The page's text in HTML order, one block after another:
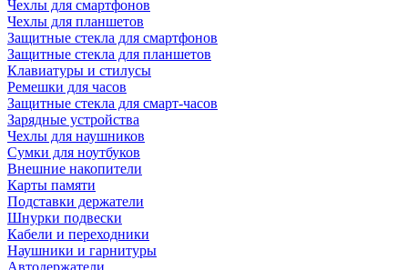
Чехлы для смартфонов
Чехлы для планшетов
Защитные стекла для смартфонов
Защитные стекла для планшетов
Клавиатуры и стилусы
Ремешки для часов
Защитные стекла для смарт-часов
Зарядные устройства
Чехлы для наушников
Сумки для ноутбуков
Внешние накопители
Карты памяти
Подставки держатели
Шнурки подвески
Кабели и переходники
Наушники и гарнитуры
Автодержатели